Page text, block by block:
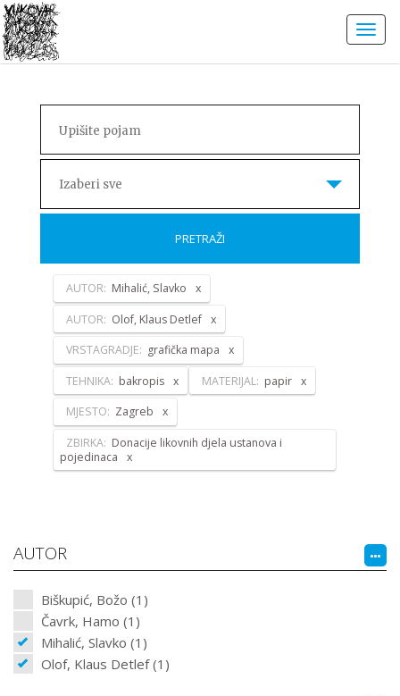
Izaberi sve
PRETRAŽI
AUTOR: Mihalić, Slavko
AUTOR: Olof, Klaus Detlef
VRSTAGRADJE: grafička mapa
TEHNIKA: bakropis MATERIJAL: papir
MJESTO: Zagreb
ZBIRKA: Donacije likovnih djela ustanova i
pojedinaca
AUTOR
Biškupić, Božo (1)
Čavrk, Hamo (1)
Mihalić, Slavko (1)
Olof, Klaus Detlef (1)